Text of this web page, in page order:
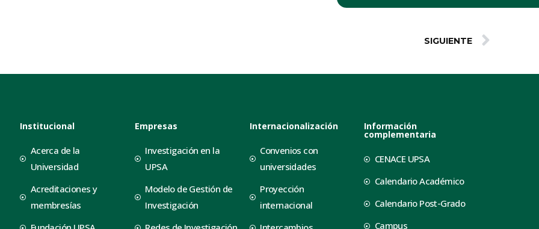
SIGUIENTE
Institucional
Acerca de la
Universidad
Acreditaciones y
membresías
Empresas
Investigación en la
UPSA
Modelo de Gestión de
Investigación
Internacionalización
Convenios con
universidades
Proyección
internacional
Información
complementaria
CENACE UPSA
Calendario Académico
Calendario Post-Grado
Campus